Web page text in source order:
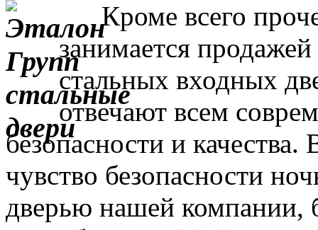
Кроме всего
занимается
стальных входных
отвечают всем
безопасности и
чувство безопасности
дверью нашей компании,